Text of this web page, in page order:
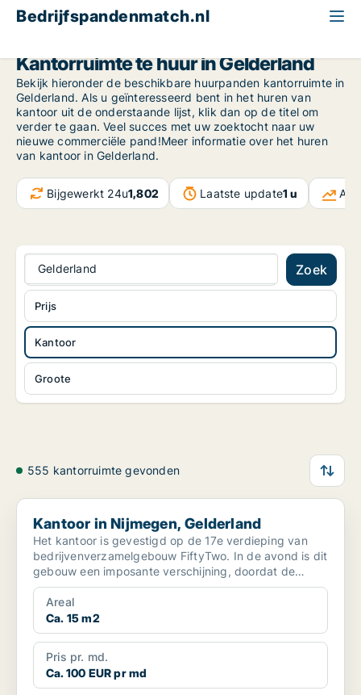
Bedrijfspandenmatch.nl
Kantorruimte te huur in Gelderland
Bekijk hieronder de beschikbare huurpanden kantorruimte in
Gelderland. Als u geïnteresseerd bent in het huren van
kantoor uit de onderstaande lijst, klik dan op de titel om
verder te gaan. Veel succes met uw zoektocht naar uw
nieuwe commerciële pand!Meer informatie over het huren
van kantoor in Gelderland.
Bijgewerkt 24u1,802 Laatste update1 u
Gelderland Zoek
Kantoor
Groote
Prijs
555 kantorruimte gevonden
Kantoor in Nijmegen, Gelderland
Kantoor in Nijmegen, Gelderland
Het kantoor is gevestigd op de 17e verdieping van
bedrijvenverzamelgebouw FiftyTwo. In de avond is dit
gebouw een imposante verschijning, doordat de
lichten ...
Areal
Ca. 15 m2
Pris pr. md.
Ca. 100 EUR pr md